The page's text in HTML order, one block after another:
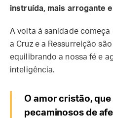
instruída, mais arrogante e
A volta à sanidade
a Cruz e a Ressurreição
equilibrando a nossa fé e
inteligência.
O amor cristão,
pecaminosos de